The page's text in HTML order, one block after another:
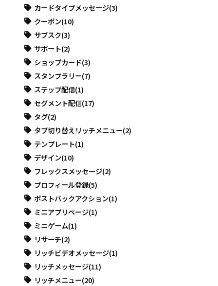
カードタイプメッセージ(3)
クーポン(10)
サブスク(3)
サポート(2)
ショップカード(3)
スタンプラリー(7)
ステップ配信(1)
セグメント配信(17)
タグ(2)
タブ切り替えリッチメニュー(2)
テンプレート(1)
デザイン(10)
フレックスメッセージ(2)
プロフィール登録(5)
ポストバックアクション(1)
ミニアプリページ(1)
ミニゲーム(1)
リサーチ(2)
リッチビデオメッセージ(1)
リッチメッセージ(11)
リッチメニュー(20)